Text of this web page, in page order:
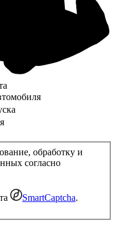
обработку и
согласно
SmartCaptcha.